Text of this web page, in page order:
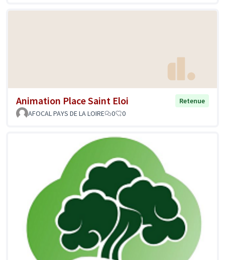
Animation Place Saint Eloi
Retenue
AFOCAL PAYS DE LA LOIRE
0 0